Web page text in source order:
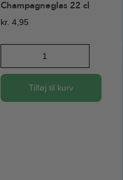
Champagneglas 22 cl
kr. 4,95
Champagneglas
22
antal
Tilføj til kurv